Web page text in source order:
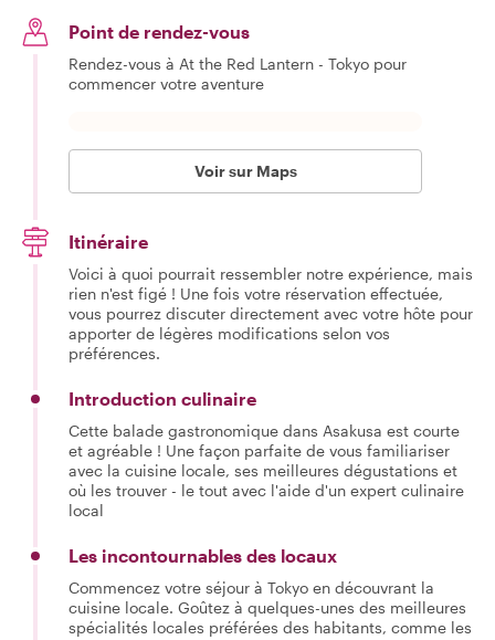
Point de rendez-vous
Rendez-vous à At the Red Lantern - Tokyo pour
commencer votre aventure
Voir sur Maps
Itinéraire
Voici à quoi pourrait ressembler notre expérience, mais
rien n'est figé ! Une fois votre réservation effectuée,
vous pourrez discuter directement avec votre hôte pour
apporter de légères modifications selon vos
préférences.
Introduction culinaire
Cette balade gastronomique dans Asakusa est courte
et agréable ! Une façon parfaite de vous familiariser
avec la cuisine locale, ses meilleures dégustations et
où les trouver - le tout avec l'aide d'un expert culinaire
local
Les incontournables des locaux
Commencez votre séjour à Tokyo en découvrant la
cuisine locale. Goûtez à quelques-unes des meilleures
spécialités locales préférées des habitants, comme les